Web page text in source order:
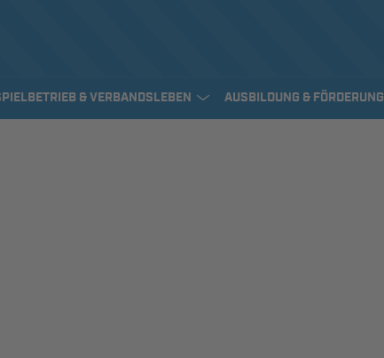
& VERBANDSLEBEN AUSBILDUNG & FÖRDERUNG